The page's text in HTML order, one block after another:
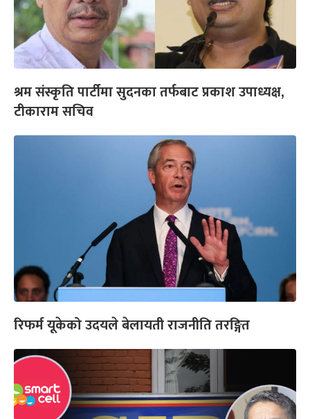
श्रम संस्कृति पार्टीमा सुदनका तर्फबाट प्रकाश उपाध्यक्ष,
टीकाराम सचिव
रिफर्म यूकेको उदयले बेलायती राजनीति तरङ्गित